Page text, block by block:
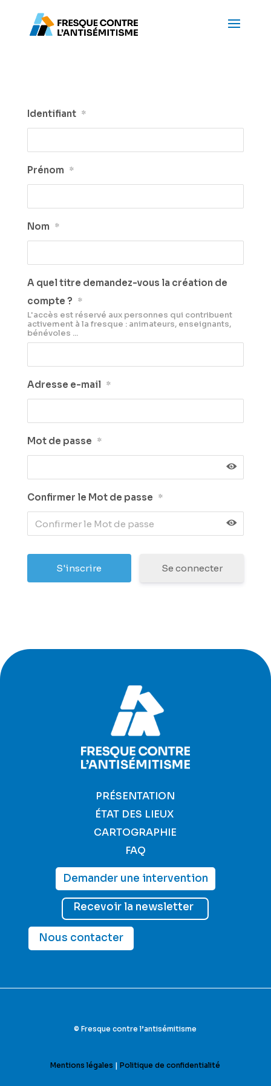
Identifiant *
Prénom *
Nom *
A quel titre demandez-vous la création de
compte ? *
L'accès est réservé aux personnes qui contribuent
activement à la fresque : animateurs, enseignants,
bénévoles ...
Adresse e-mail *
Mot de passe *
Confirmer le Mot de passe *
Se connecter
PRÉSENTATION
ÉTAT DES LIEUX
CARTOGRAPHIE
FAQ
Demander une intervention
Recevoir la newsletter
Nous contacter
© Fresque contre l’antisémitisme
Mentions légales |Politique de confidentialité